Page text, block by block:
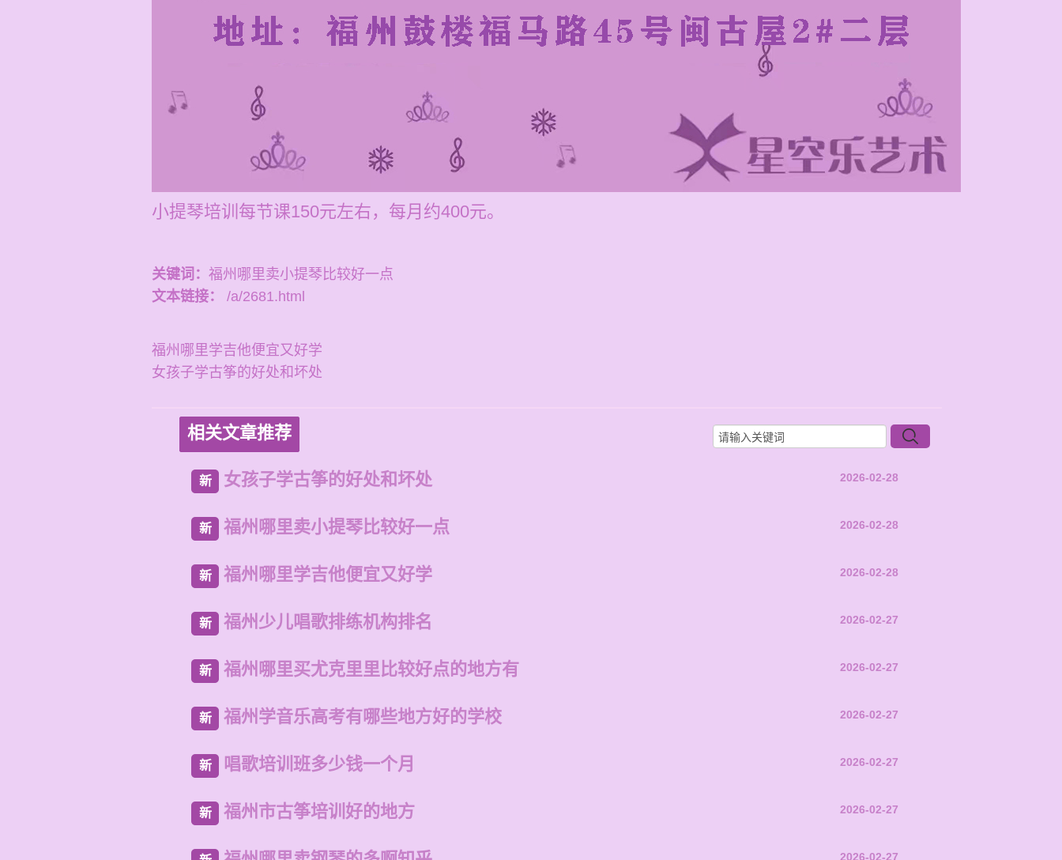
小提琴培训每节课150元左右，每月约400元。
关键词： 福州哪里卖小提琴比较好一点
文本链接：
/a/2681.html
福州哪里学吉他便宜又好学
女孩子学古筝的好处和坏处
相关文章推荐
新 女孩子学古筝的好处和坏处 2026-02-28
新 福州哪里卖小提琴比较好一点 2026-02-28
新 福州哪里学吉他便宜又好学 2026-02-28
新 福州少儿唱歌排练机构排名 2026-02-27
新 福州哪里买尤克里里比较好点的地方有 2026-02-27
新 福州学音乐高考有哪些地方好的学校 2026-02-27
新 唱歌培训班多少钱一个月 2026-02-27
新 福州市古筝培训好的地方 2026-02-27
2026-02-27